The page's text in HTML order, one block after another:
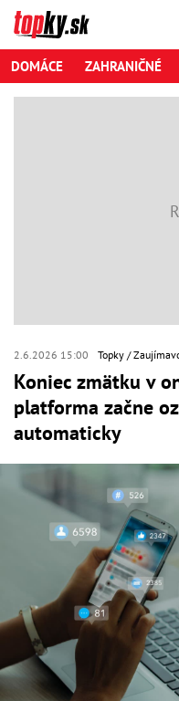
DOMÁCE ZAHRANIČNÉ
2.6.2026 15:00 Topky
Koniec zmätku v
platforma začne
automaticky